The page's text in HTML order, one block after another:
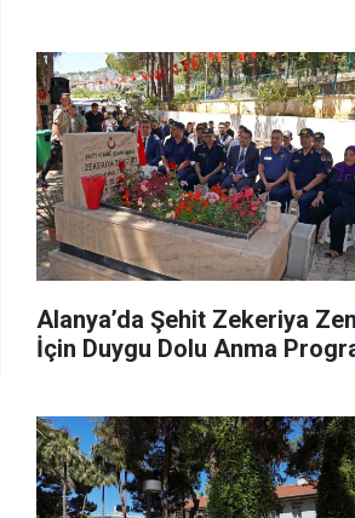
Alanya’da Şehit Zekeriya
İçin Duygu Dolu Anma